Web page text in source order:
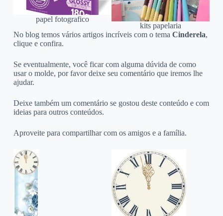
papel fotografico
kits papelaria
No blog temos vários artigos incríveis com o tema Cinderela,
clique e confira.
Se eventualmente, você ficar com alguma dúvida de como
usar o molde, por favor deixe seu comentário que iremos lhe
ajudar.
Deixe também um comentário se gostou deste conteúdo e com
ideias para outros conteúdos.
Aproveite para compartilhar com os amigos e a família.